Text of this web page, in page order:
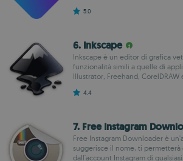
5.0
6. Inkscape
Inkscape è un editor di grafica
funzionalità simili a quelle di
Illustrator, Freehand, CorelDRAW
4.4
7. Free Instagram
Free Instagram Downloader è
suggerisce il nome, ti
dall'account Instagram di